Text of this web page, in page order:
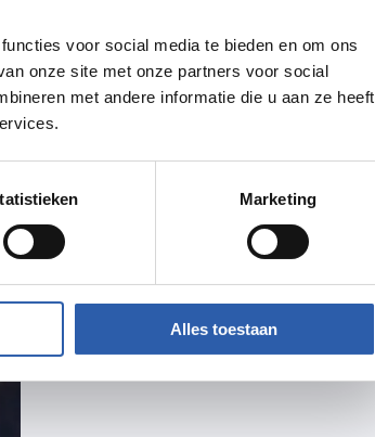
voor social media te bieden en om ons
onze site met onze partners voor social
met andere informatie die u aan ze heeft
Marketing
Alles toestaan